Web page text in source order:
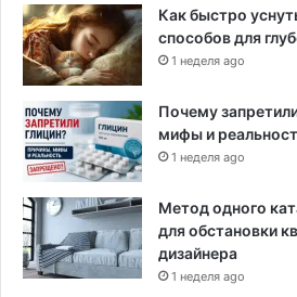
Как быстро
способов для
1 неделя ago
Почему
мифы и
1 неделя ago
Метод одного
для обстановки
дизайнера
1 неделя ago